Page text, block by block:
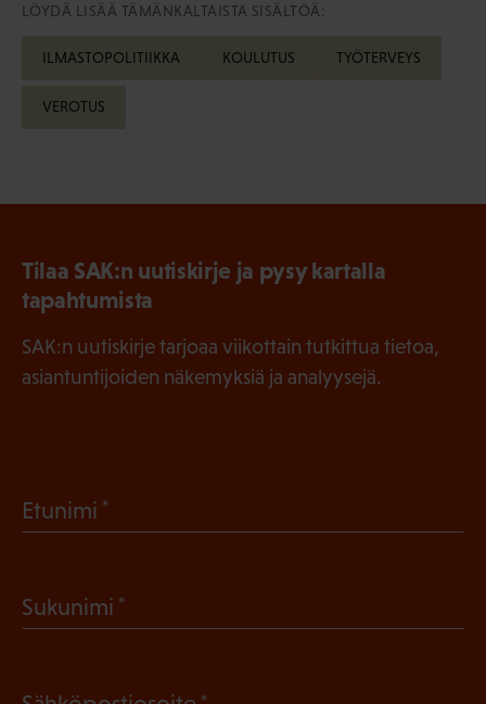
LÖYDÄ LISÄÄ TÄMÄNKALTAISTA SISÄLTÖÄ:
ILMASTOPOLITIIKKA KOULUTUS TYÖTERVEYS
VEROTUS
Tilaa SAK:n uutiskirje ja pysy kartalla
tapahtumista
SAK:n uutiskirje tarjoaa viikottain tutkittua tietoa,
asiantuntijoiden näkemyksiä ja analyysejä.
Etunimi
Sukunimi